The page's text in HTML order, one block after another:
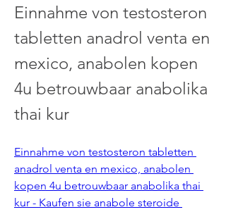
Einnahme von testosteron
tabletten anadrol venta en
mexico, anabolen kopen
4u betrouwbaar anabolika
thai kur
Einnahme von testosteron tabletten
anadrol venta en mexico, anabolen
kopen 4u betrouwbaar anabolika thai
kur - Kaufen sie anabole steroide